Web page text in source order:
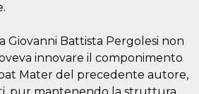
Giovanni Battista Pergolesi non
innovare il componimento
Mater del precedente autore,
il profilo
associato a
ciascun
datr viene
eliminato